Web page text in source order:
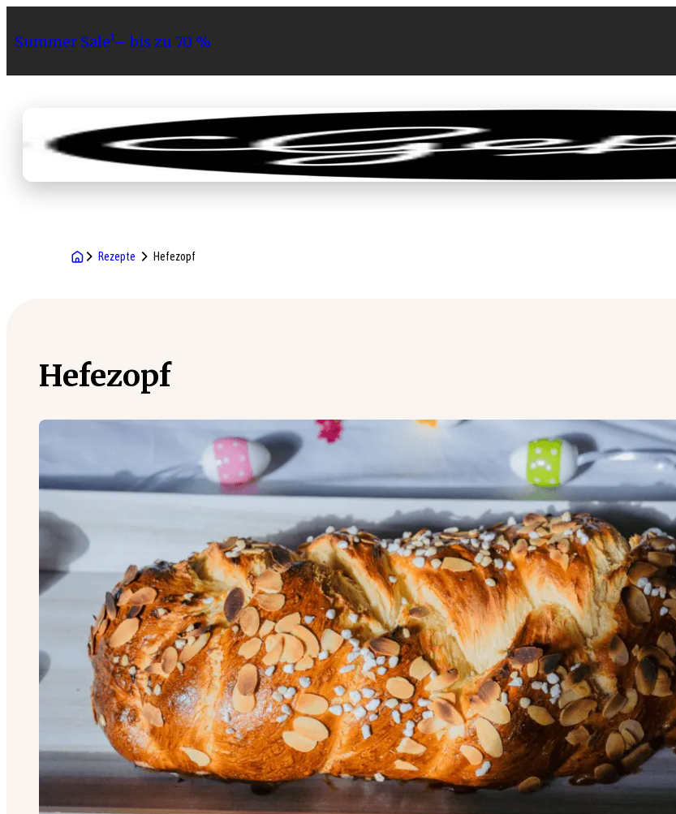
Summer Sale¹– bis zu 70 %
Sortiment Geschenke GrillenFeinkost-Abo Firmenkunden Sale
Rezepte Hefezopf
Hefezopf